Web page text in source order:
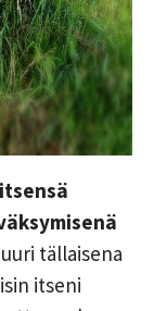
tällaisena
itseni